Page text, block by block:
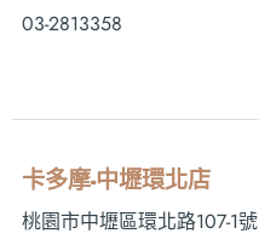
03-2813358
卡多摩-中壢環北店
桃園市中壢區環北路107-1號